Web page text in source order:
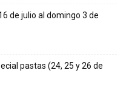
de julio al domingo 3 de
pastas (24, 25 y 26 de